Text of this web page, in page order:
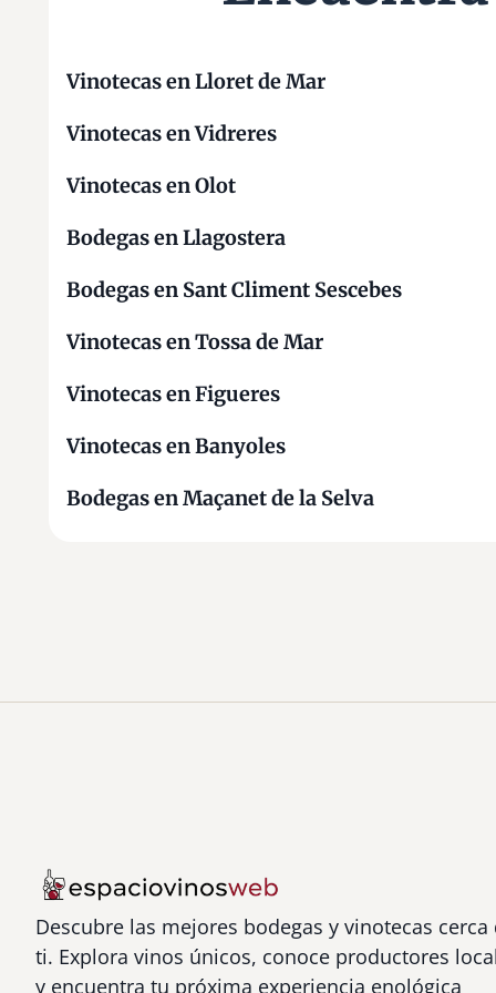
Vinotecas en Lloret de Mar
Vinotecas en Vidreres
Vinotecas en Olot
Bodegas en Llagostera
Bodegas en Sant Climent Sescebes
Vinotecas en Tossa de Mar
Vinotecas en Figueres
Vinotecas en Banyoles
Bodegas en Maçanet de la Selva
Descubre las mejores bodegas y vinotecas cerca
ti. Explora vinos únicos, conoce productores
y encuentra tu próxima experiencia enológica